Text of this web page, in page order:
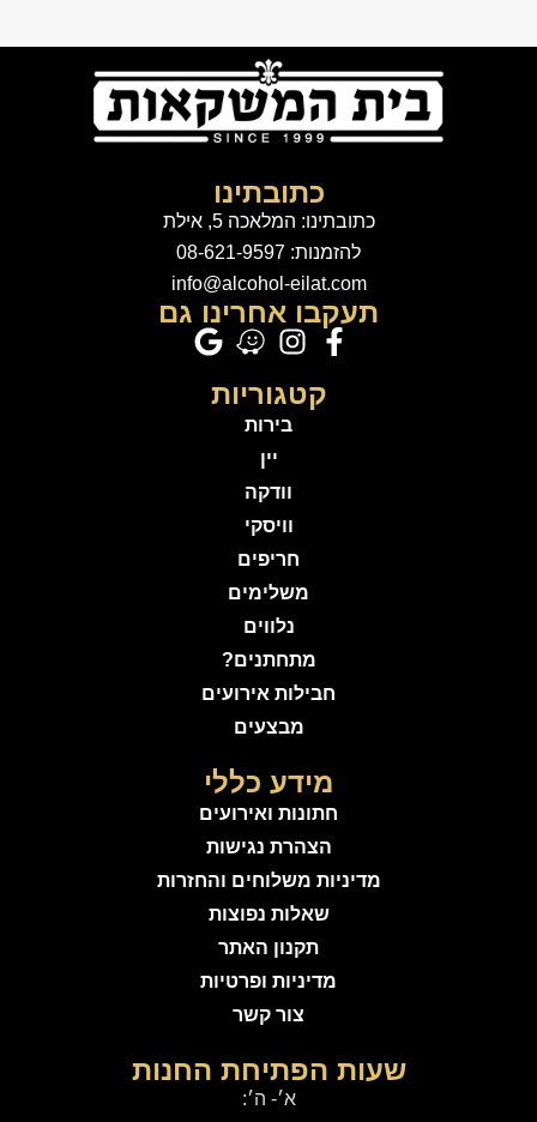
כתובתינו
כתובתינו: המלאכה 5, אילת
להזמנות: 08-621-9597
info@alcohol-eilat.com
תעקבו אחרינו גם
קטגוריות
בירות
יין
וודקה
וויסקי
חריפים
משלימים
נלווים
מתחתנים?
חבילות אירועים
מבצעים
מידע כללי
חתונות ואירועים
הצהרת נגישות
מדיניות משלוחים והחזרות
שאלות נפוצות
תקנון האתר
מדיניות ופרטיות
צור קשר
שעות הפתיחת החנות
א׳- ה׳: